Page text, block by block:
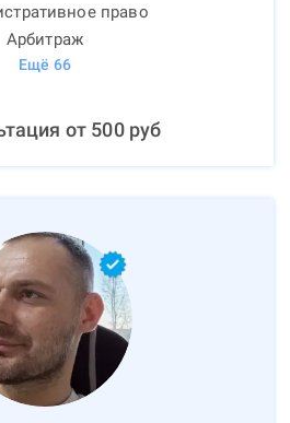
право
Арбитраж
Ещё 66
от 500руб